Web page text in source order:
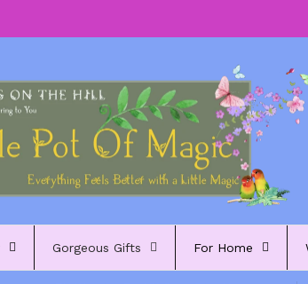
Gorgeous Gifts For Home